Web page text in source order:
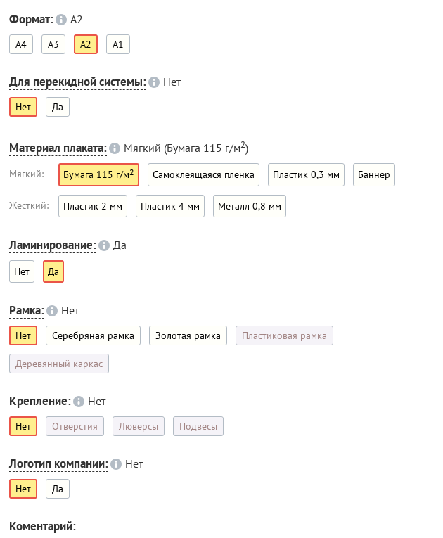
Формат: A2
A4 A3 A2 A1
Для перекидной системы: Нет
Нет Да
Материал плаката: Мягкий (Бумага 115 г/м2)
Мягкий: Бумага 115 г/м2 Самоклеящаяся пленка Пластик 0,3 мм Баннер
Жесткий: Пластик 2 мм Пластик 4 мм Металл 0,8 мм
Ламинирование: Да
Нет Да
Рамка: Нет
Нет Серебряная рамка Золотая рамка Пластиковая рамка
Деревянный каркас
Крепление: Нет
Нет Отверстия Люверсы Подвесы
Логотип компании: Нет
Нет Да
Коментарий: